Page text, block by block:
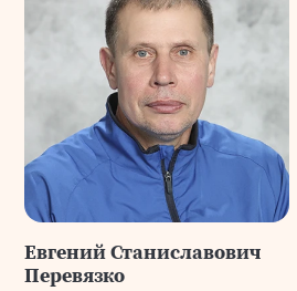
Евгений Станиславович
Перевязко